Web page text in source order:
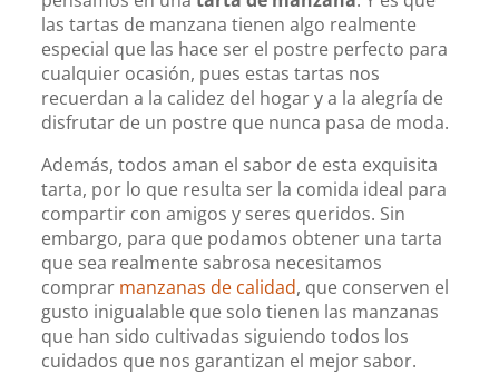
las tartas de manzana tienen algo realmente
especial que las hace ser el postre perfecto para
cualquier ocasión, pues estas tartas nos
recuerdan a la calidez del hogar y a la alegría de
disfrutar de un postre que nunca pasa de moda.
Además, todos aman el sabor de esta exquisita
tarta, por lo que resulta ser la comida ideal para
compartir con amigos y seres queridos. Sin
embargo, para que podamos obtener una tarta
que sea realmente sabrosa necesitamos
comprar manzanas de calidad, que conserven el
gusto inigualable que solo tienen las manzanas
que han sido cultivadas siguiendo todos los
cuidados que nos garantizan el mejor sabor.